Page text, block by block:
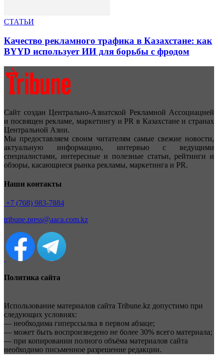
СТАТЬИ
Качество рекламного трафика в Казахстане: как
BYYD использует ИИ для борьбы с фродом
Сайт создан Центрально-Азиатской Рекламной Ассоциацией
и посвящен рекламе, маркетингу и PR в Казахстане и странах
Центральной Азии.
Мы предоставляем своим читателям самые свежие новости,
актуальную информацию, интервью с ведущими
специалистами, интересные и полезные статьи, рейтинги и
обзоры, касающиеся рынка рекламы, маркетинга и PR.
Наши контакты
+7 (708) 983-7884
tribune.press@aaca.com.kz
Политика сайта
Использование материалов сайта Tribune.kz допустимо при
следующих условиях:
— необходима гиперссылка в первом абзаце;
— может быть воспроизведено не более 30% всего материала;
— при копировании полного объёма материалов сайта
необходимо письменное разрешение редакции.